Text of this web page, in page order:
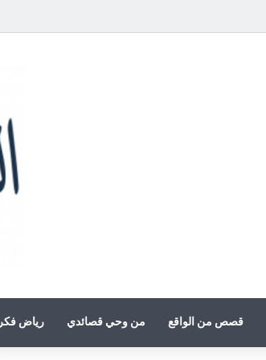
قصص من الواقع من وحي قصائدي رياض فكر